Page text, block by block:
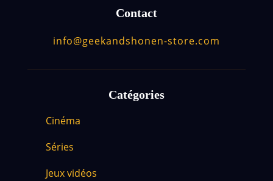
Contact
info@geekandshonen-store.com
Catégories
Cinéma
Séries
Jeux vidéos